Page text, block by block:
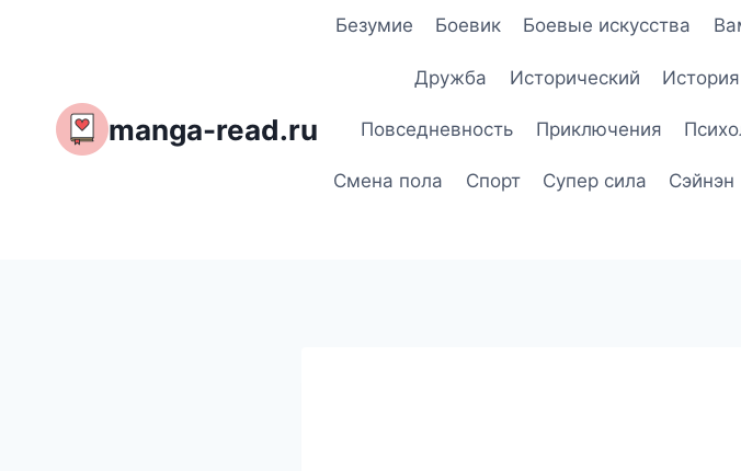
manga-read.ru
Безумие Боевик Боевые искусства
Дружба Исторический История
Повседневность Приключения
Смена пола Спорт Супер сила Сэйнэн